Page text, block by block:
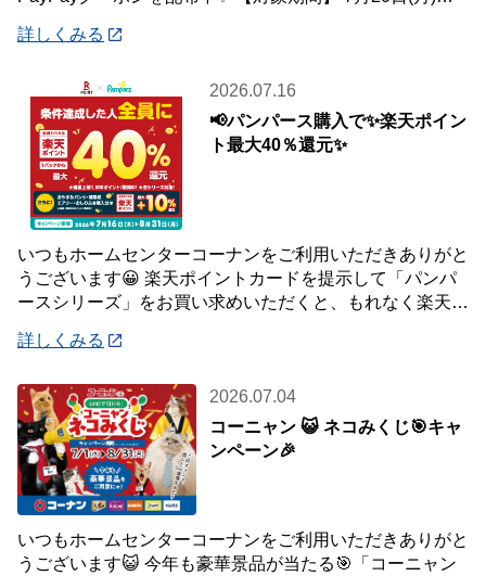
詳しくみる
2026.07.16
📢パンパース購入で✨楽天ポイン
ト最大40％還元✨
いつもホームセンターコーナンをご利用いただきありがと
うございます😀 楽天ポイントカードを提示して「パンパ
ースシリーズ」をお買い求めいただくと、もれなく楽天ポ
詳しくみる
2026.07.04
コーニャン 😺 ネコみくじ🎯キャ
ンペーン🎉
いつもホームセンターコーナンをご利用いただきありがと
うございます😺 今年も豪華景品が当たる🎯「コーニャン